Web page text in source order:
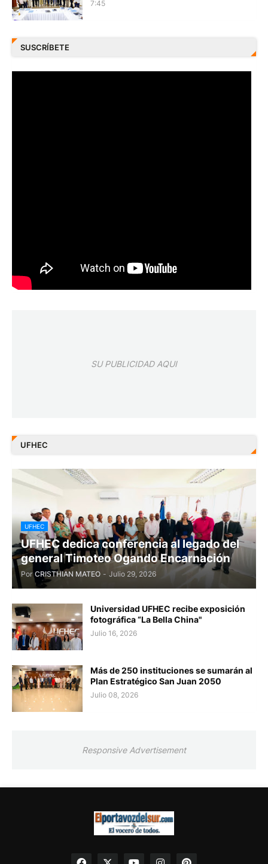
7:45
SUSCRÍBETE
SU PUBLICIDAD AQUI
UFHEC
UFHEC
UFHEC dedica conferencia al legado del
general Timoteo Ogando Encarnación
Por CRISTHIAN MATEO - Julio 29, 2026
Universidad UFHEC recibe exposición
fotográfica “La Bella China"
Julio 16, 2026
Más de 250 instituciones se sumarán al
Plan Estratégico San Juan 2050
Julio 08, 2026
Responsive Advertisement